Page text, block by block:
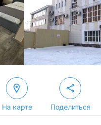
На карте Поделиться